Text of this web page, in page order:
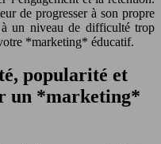
de progresser à son propre
un niveau de difficulté trop
*marketing* éducatif.
popularité et
un *marketing*